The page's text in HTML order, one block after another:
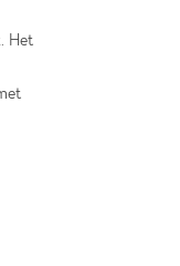
Het
e-